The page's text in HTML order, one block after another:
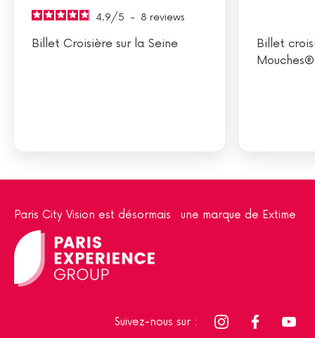
4.9/5 - 8 reviews
Billet Croisière sur la Seine
Billet
Mouches®
Paris City Vision est désormais une marque de Extime
Suivez-nous sur :